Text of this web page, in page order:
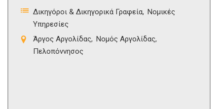
Δικηγόροι & Δικηγορικά Γραφεία Νομικές
Υπηρεσίες
Άργος Αργολίδας
Νομός Αργολίδας
Πελοπόννησος